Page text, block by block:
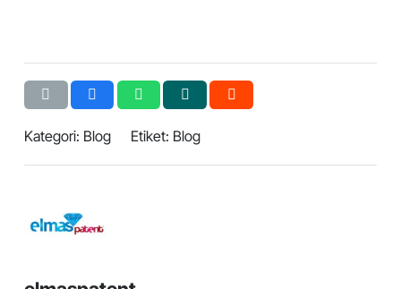
Kategori: Blog Etiket: Blog